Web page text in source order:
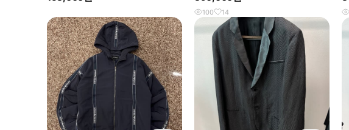
100 14